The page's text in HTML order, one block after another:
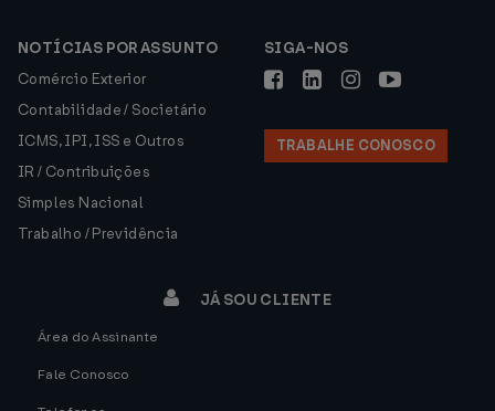
NOTÍCIAS POR ASSUNTO
Comércio Exterior
Contabilidade / Societário
ICMS, IPI, ISS e Outros
IR / Contribuições
Simples Nacional
Trabalho / Previdência
SIGA-NOS
TRABALHE CONOSCO
JÁ SOU CLIENTE
Área do Assinante
Fale Conosco